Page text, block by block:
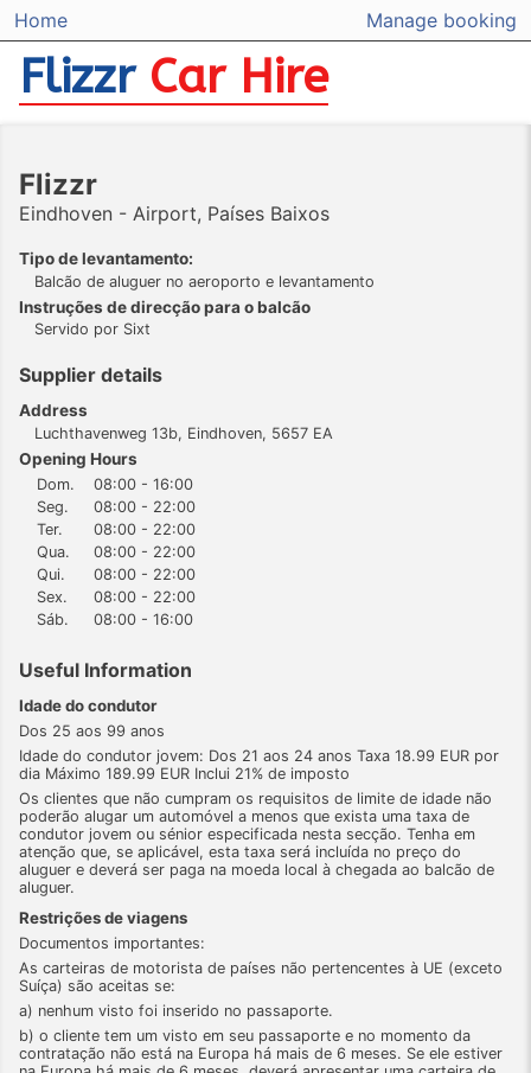
Home Manage booking
Flizzr Car Hire
Flizzr
Eindhoven - Airport, Países Baixos
Tipo de levantamento:
Balcão de aluguer no aeroporto e levantamento
Instruções de direcção para o balcão
Servido por Sixt
Supplier details
Address
Luchthavenweg 13b, Eindhoven, 5657 EA
Opening Hours
Dom.
08:00 - 16:00
Seg.
08:00 - 22:00
Ter.
08:00 - 22:00
Qua.
08:00 - 22:00
Qui.
08:00 - 22:00
Sex.
08:00 - 22:00
Sáb.
08:00 - 16:00
Useful Information
Idade do condutor
Dos 25 aos 99 anos
Idade do condutor jovem: Dos 21 aos 24 anos Taxa 18.99 EUR por
dia Máximo 189.99 EUR Inclui 21% de imposto
Os clientes que não cumpram os requisitos de limite de idade não
poderão alugar um automóvel a menos que exista uma taxa de
condutor jovem ou sénior especificada nesta secção. Tenha em
atenção que, se aplicável, esta taxa será incluída no preço do
aluguer e deverá ser paga na moeda local à chegada ao balcão de
aluguer.
Restrições de viagens
Documentos importantes:
As carteiras de motorista de países não pertencentes à UE (exceto
Suíça) são aceitas se:
a) nenhum visto foi inserido no passaporte.
b) o cliente tem um visto em seu passaporte e no momento da
contratação não está na Europa há mais de 6 meses. Se ele estiver